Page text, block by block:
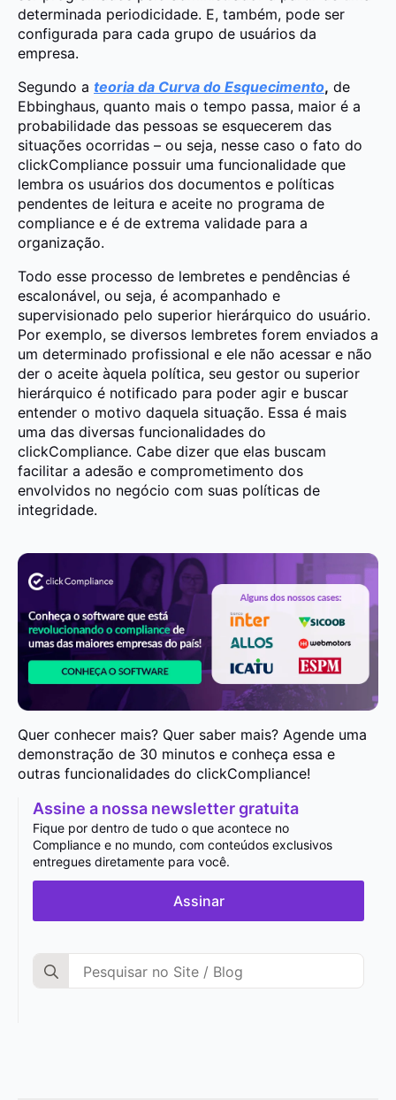
determinada periodicidade. E, também, pode ser
configurada para cada grupo de usuários da
empresa.
Segundo a teoria da Curva do Esquecimento, de
Ebbinghaus, quanto mais o tempo passa, maior é a
probabilidade das pessoas se esquecerem das
situações ocorridas – ou seja, nesse caso o fato do
clickCompliance possuir uma funcionalidade que
lembra os usuários dos documentos e políticas
pendentes de leitura e aceite no programa de
compliance e é de extrema validade para a
organização.
Todo esse processo de lembretes e pendências é
escalonável, ou seja, é acompanhado e
supervisionado pelo superior hierárquico do usuário.
Por exemplo, se diversos lembretes forem enviados a
um determinado profissional e ele não acessar e não
der o aceite àquela política, seu gestor ou superior
hierárquico é notificado para poder agir e buscar
entender o motivo daquela situação. Essa é mais
uma das diversas funcionalidades do
clickCompliance. Cabe dizer que elas buscam
facilitar a adesão e comprometimento dos
envolvidos no negócio com suas políticas de
integridade.
Quer conhecer mais? Quer saber mais? Agende uma
demonstração de 30 minutos e conheça essa e
outras funcionalidades do clickCompliance!
Assine a nossa newsletter gratuita
Fique por dentro de tudo o que acontece no
Compliance e no mundo, com conteúdos exclusivos
entregues diretamente para você.
Assinar
Search
for: